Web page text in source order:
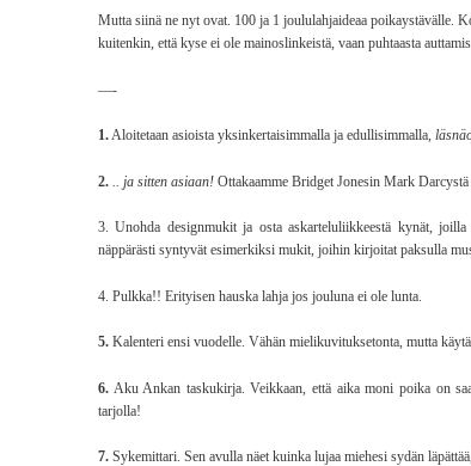
Mutta siinä ne nyt ovat. 100 ja 1 joululahjaideaa poikaystävälle.
kuitenkin, että kyse ei ole mainoslinkeistä, vaan puhtaasta
—-
1.Aloitetaan asioista yksinkertaisimmalla ja edullisimmalla,
2. .. ja sitten asiaan! Ottakaamme Bridget Jonesin Mark
3. Unohda designmukit ja osta askarteluliikkeestä kynät,
näppärästi syntyvät esimerkiksi mukit, joihin kirjoitat paksulla
4. Pulkka!! Erityisen hauska lahja jos jouluna ei ole lunta.
5. Kalenteri ensi vuodelle. Vähän mielikuvituksetonta, mutta
6. Aku Ankan taskukirja. Veikkaan, että aika moni poika on
tarjolla!
7. Sykemittari. Sen avulla näet kuinka lujaa miehesi sydän